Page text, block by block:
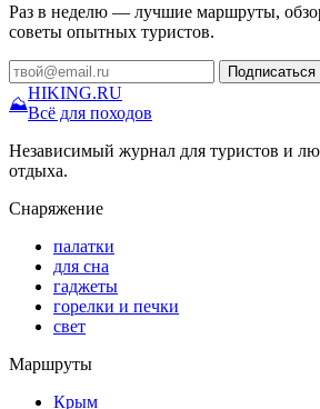
Раз в неделю — лучшие маршруты,
советы опытных туристов.
Подписаться
⛰
HIKING.RU
Всё для походов
Независимый журнал для туристов и
отдыха.
Снаряжение
палатки
для сна
гаджеты
горелки и печки
свет
Маршруты
Крым